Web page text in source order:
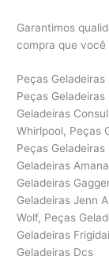
Garantimos
compra que
Peças
Peças
Geladeiras
Whirlpool, Peças
Peças
Geladeiras
Geladeiras
Geladeiras Jenn
Wolf, Peças
Geladeiras
Geladeiras Dcs